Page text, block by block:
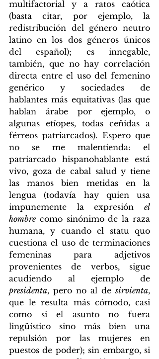
multifactorial y a ratos caótica
(basta citar, por ejemplo, la
redistribución del género neutro
latino en los dos géneros únicos
del español); es innegable,
también, que no hay correlación
directa entre el uso del femenino
genérico y sociedades de
hablantes más equitativas (las que
hablan árabe por ejemplo, o
algunas etíopes, todas ceñidas a
férreos patriarcados). Espero que
no se me malentienda: el
patriarcado hispanohablante está
vivo, goza de cabal salud y tiene
las manos bien metidas en la
lengua (todavía hay quien usa
impunemente la expresión el
hombre como sinónimo de la raza
humana, y cuando el statu quo
cuestiona el uso de terminaciones
femeninas para adjetivos
provenientes de verbos, sigue
presidenta, pero no al de sirvienta,
que le resulta más cómodo, casi
como si el asunto no fuera
lingüístico sino más bien una
repulsión por las mujeres en
puestos de poder); sin embargo, si